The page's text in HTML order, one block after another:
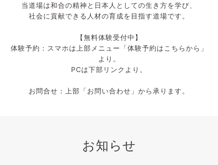
当道場は和合の精神と日本人としての生き方を学び、
社会に貢献できる人材の育成を目指す道場です。
【無料体験受付中】
体験予約：スマホは上部メニュー「体験予約はこちらから」
より。
PCは下部リンクより。
お問合せ：上部「お問い合わせ」から承ります。
お知らせ